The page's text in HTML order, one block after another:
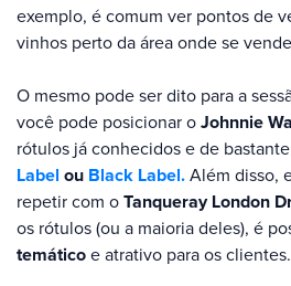
exemplo, é comum ver pontos de
vinhos perto da área onde se
O mesmo pode ser dito para a
você pode posicionar o Johnnie
rótulos já conhecidos e de
Label ou Black Label. Além disso,
repetir com o Tanqueray London
os rótulos (ou a maioria deles), é
temático e atrativo para os clientes.